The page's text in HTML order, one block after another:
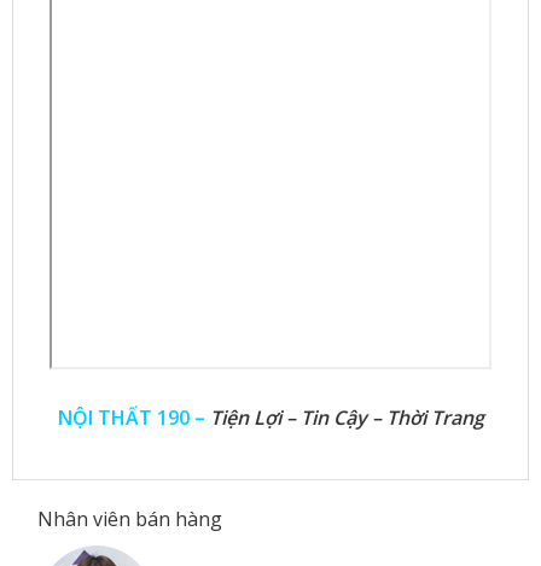
NỘI THẤT 190 – Tiện Lợi – Tin Cậy – Thời Trang
Nhân viên bán hàng